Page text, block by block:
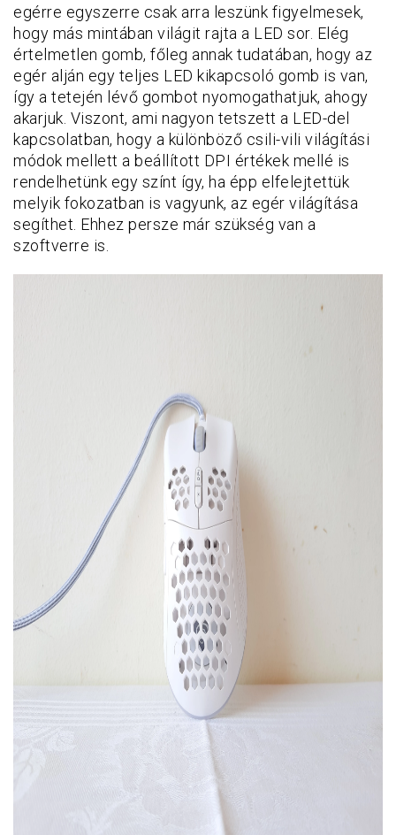
egérre egyszerre csak arra leszünk figyelmesek,
hogy más mintában világit rajta a LED sor. Elég
értelmetlen gomb, főleg annak tudatában, hogy az
egér alján egy teljes LED kikapcsoló gomb is van,
így a tetején lévő gombot nyomogathatjuk, ahogy
akarjuk. Viszont, ami nagyon tetszett a LED-del
kapcsolatban, hogy a különböző csili-vili világítási
módok mellett a beállított DPI értékek mellé is
rendelhetünk egy színt így, ha épp elfelejtettük
melyik fokozatban is vagyunk, az egér világítása
segíthet. Ehhez persze már szükség van a
szoftverre is.